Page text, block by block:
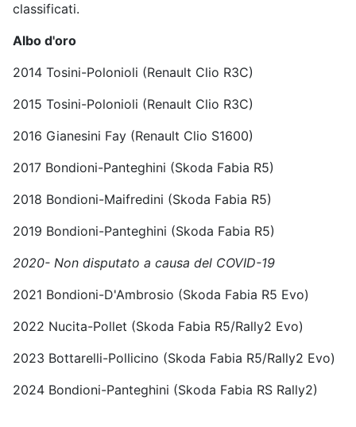
classificati.
Albo d'oro
2014 Tosini-Polonioli (Renault Clio R3C)
2015 Tosini-Polonioli (Renault Clio R3C)
2016 Gianesini Fay (Renault Clio S1600)
2017 Bondioni-Panteghini (Skoda Fabia R5)
2018 Bondioni-Maifredini (Skoda Fabia R5)
2019 Bondioni-Panteghini (Skoda Fabia R5)
2020- Non disputato a causa del COVID-19
2021 Bondioni-D'Ambrosio (Skoda Fabia R5 Evo)
2022 Nucita-Pollet (Skoda Fabia R5/Rally2 Evo)
2023 Bottarelli-Pollicino (Skoda Fabia R5/Rally2 Evo)
2024 Bondioni-Panteghini (Skoda Fabia RS Rally2)